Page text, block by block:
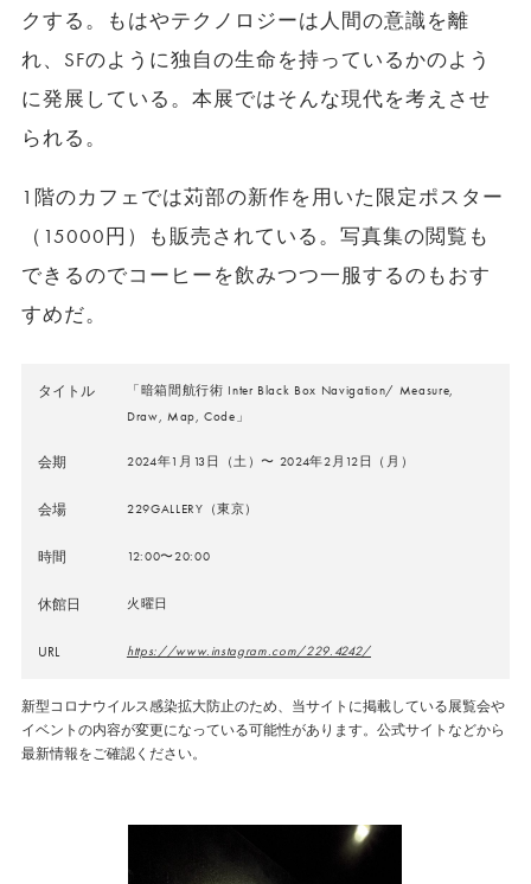
クする。もはやテクノロジーは人間の意識を離
れ、SFのように独自の生命を持っているかのよう
に発展している。本展ではそんな現代を考えさせ
られる。
1階のカフェでは苅部の新作を用いた限定ポスター
（15000円）も販売されている。写真集の閲覧も
できるのでコーヒーを飲みつつ一服するのもおす
すめだ。
タイトル
「暗箱間航行術 Inter Black Box Navigation/ Measure,
Draw, Map, Code」
会期 2024年1月13日（土）〜 2024年2月12日（月）
会場 229GALLERY（東京）
時間 12:00〜20:00
休館日 火曜日
URL https://www.instagram.com/229.4242/
新型コロナウイルス感染拡大防止のため、当サイトに掲載している展覧会や
イベントの内容が変更になっている可能性があります。公式サイトなどから
最新情報をご確認ください。